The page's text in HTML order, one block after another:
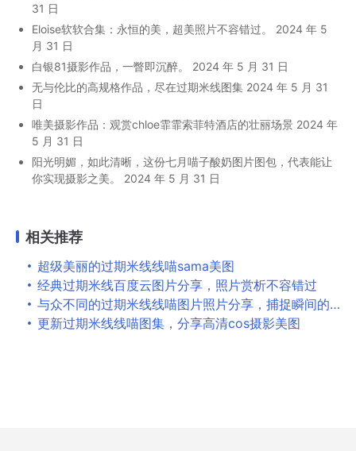
31 日
Eloise软软合集：永恒的美，超美照片不容错过。
2024 年 5
月 31 日
白银81摄影作品，一瞥即沉醉。
2024 年 5 月 31 日
无与伦比的高规格作品，尽在过期米线图集 2024 年 5 月 31
日
唯美摄影作品：观赏chloe霏霏索菲特酒店的壮丽场景 2024 年
5 月 31 日
阳光明媚，如此清晰，这份七月喵子酸奶图片图包，代表能让
你实现摄影之美。
2024 年 5 月 31 日
相关推荐
超级美丽的过期米线线喵sama美图
经典过期米线百度云图片分享，照片赏析不容错过
与众不同的过期米线线喵图片照片分享，捕捉瞬间的美丽
更新过期米线线喵图集，分享高清cos摄影美图